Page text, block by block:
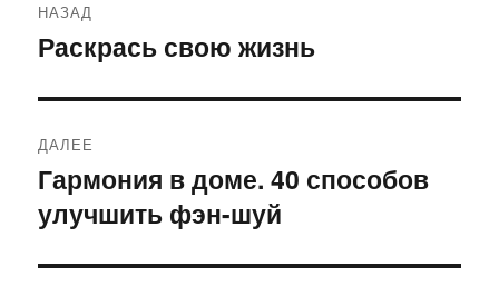
по
НАЗАД
Предыдущая
Раскрась свою жизнь
ДАЛЕЕ
Следующая
запись:
Гармония в доме. 40 способов
улучшить фэн-шуй